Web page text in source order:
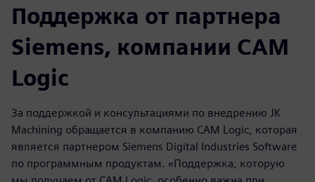
Поддержка от партнера
Siemens, компании CAM
Logic
За поддержкой и консультациями по внедрению JK
Machining обращается в компанию CAM Logic, которая
является партнером Siemens Digital Industries Software
по программным продуктам. «Поддержка, которую